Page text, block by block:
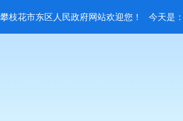
攀枝花市东区人民政府网站欢迎您！ 今天是